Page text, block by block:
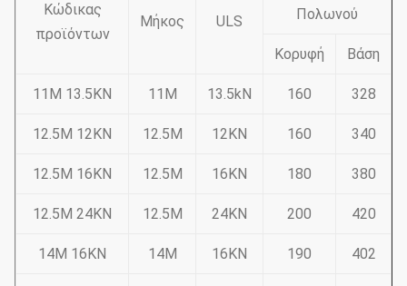
Κώδικας
προϊόντων
Μήκος ULS
Πολωνού
Κορυφή Βάση
11M 13.5KN 11M 13.5kN 160 328
12.5M 12KN 12.5M 12KN 160 340
12.5M 16KN 12.5M 16KN 180 380
12.5M 24KN 12.5M 24KN 200 420
14M 16KN 14M 16KN 190 402